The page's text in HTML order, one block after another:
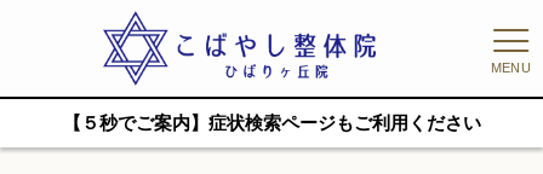
MENU
【５秒でご案内】症状検索ページもご利用ください